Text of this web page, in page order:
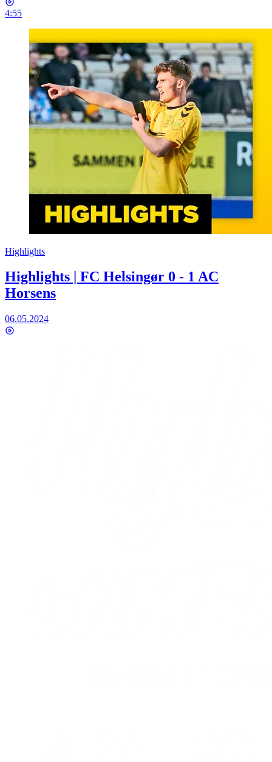
4:55
Highlights
Highlights | FC Helsingør 0 - 1 AC
Horsens
06.05.2024